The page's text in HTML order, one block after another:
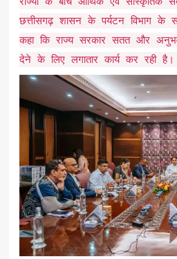
छत्तीसगढ़ शासन के पर्यटन विभाग
कहा कि राज्य सरकार सतत और
देने के लिए लगातार कार्य कर रही है।